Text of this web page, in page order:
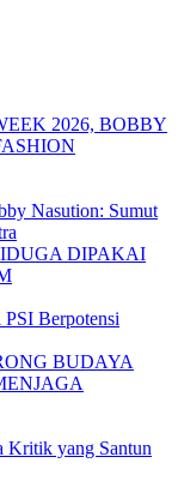
Nasution: Sumut
Berpotensi
yang Santun